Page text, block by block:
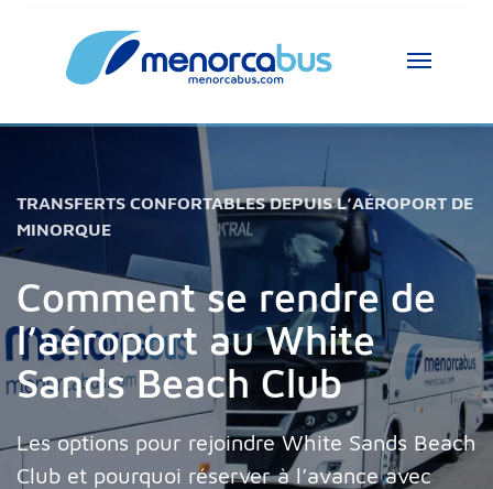
TRANSFERTS CONFORTABLES DEPUIS L’AÉROPORT DE
MINORQUE
Comment se rendre de
l’aéroport au White
Sands Beach Club
Les options pour rejoindre White Sands Beach
Club et pourquoi réserver à l’avance avec
Bonjour, je suis l’assistant MenorcaBus.
Comment puis-je vous aider ?